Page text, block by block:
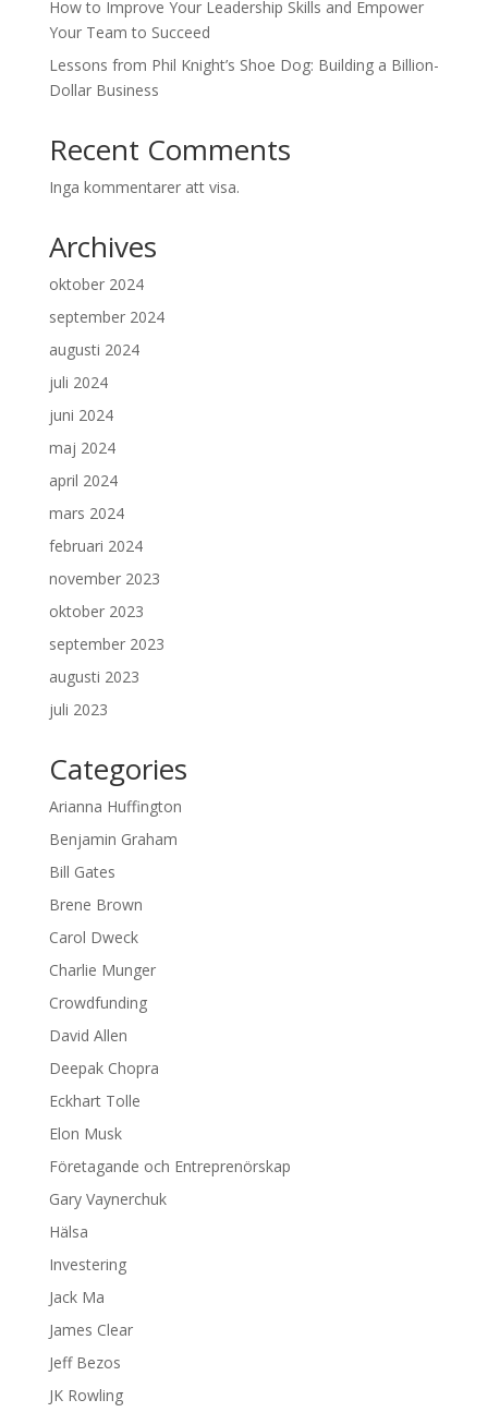
How to Improve Your Leadership Skills and Empower
Your Team to Succeed
Lessons from Phil Knight’s Shoe Dog: Building a Billion-
Dollar Business
Recent Comments
Inga kommentarer att visa.
Archives
oktober 2024
september 2024
augusti 2024
juli 2024
juni 2024
maj 2024
april 2024
mars 2024
februari 2024
november 2023
oktober 2023
september 2023
augusti 2023
juli 2023
Categories
Arianna Huffington
Benjamin Graham
Bill Gates
Brene Brown
Carol Dweck
Charlie Munger
Crowdfunding
David Allen
Deepak Chopra
Eckhart Tolle
Elon Musk
Företagande och Entreprenörskap
Gary Vaynerchuk
Hälsa
Investering
Jack Ma
James Clear
Jeff Bezos
JK Rowling